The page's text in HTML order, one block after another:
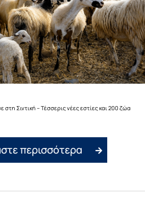
Σιντική – Τέσσερις νέες εστίες και 200 ζώα
περισσότερα